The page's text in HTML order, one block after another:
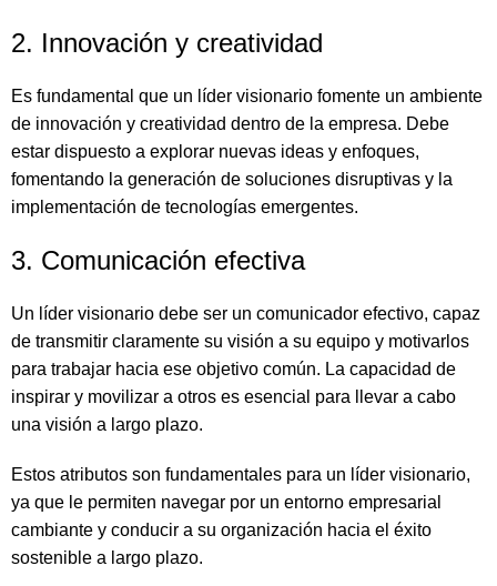
2. Innovación y creatividad
Es fundamental que un líder visionario fomente un ambiente
de innovación y creatividad dentro de la empresa. Debe
estar dispuesto a explorar nuevas ideas y enfoques,
fomentando la generación de soluciones disruptivas y la
implementación de tecnologías emergentes.
3. Comunicación efectiva
Un líder visionario debe ser un comunicador efectivo, capaz
de transmitir claramente su visión a su equipo y motivarlos
para trabajar hacia ese objetivo común. La capacidad de
inspirar y movilizar a otros es esencial para llevar a cabo
una visión a largo plazo.
Estos atributos son fundamentales para un líder visionario,
ya que le permiten navegar por un entorno empresarial
cambiante y conducir a su organización hacia el éxito
sostenible a largo plazo.